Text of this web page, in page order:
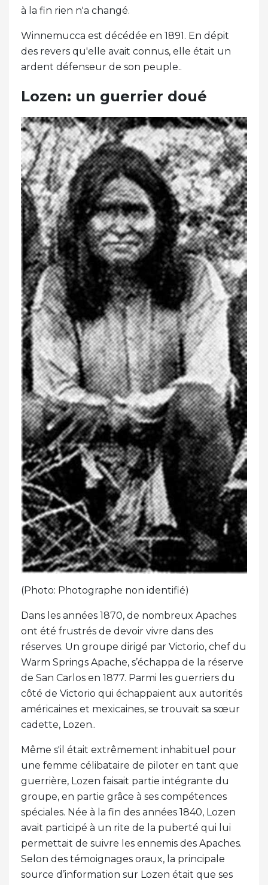
à la fin rien n'a changé.
Winnemucca est décédée en 1891. En dépit
des revers qu'elle avait connus, elle était un
ardent défenseur de son peuple..
Lozen: un guerrier doué
(Photo: Photographe non identifié)
Dans les années 1870, de nombreux Apaches
ont été frustrés de devoir vivre dans des
réserves. Un groupe dirigé par Victorio, chef du
Warm Springs Apache, s’échappa de la réserve
de San Carlos en 1877. Parmi les guerriers du
côté de Victorio qui échappaient aux autorités
américaines et mexicaines, se trouvait sa sœur
cadette, Lozen..
Même s'il était extrêmement inhabituel pour
une femme célibataire de piloter en tant que
guerrière, Lozen faisait partie intégrante du
groupe, en partie grâce à ses compétences
spéciales. Née à la fin des années 1840, Lozen
avait participé à un rite de la puberté qui lui
permettait de suivre les ennemis des Apaches.
Selon des témoignages oraux, la principale
source d’information sur Lozen était que ses